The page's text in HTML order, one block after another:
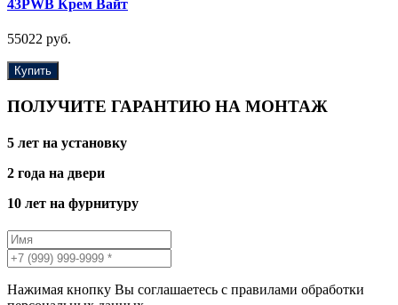
43PWB Крем Вайт
55022 руб.
Купить
ПОЛУЧИТЕ ГАРАНТИЮ НА МОНТАЖ
5 лет на установку
2 года на двери
10 лет на фурнитуру
Нажимая кнопку Вы соглашаетесь с правилами обработки